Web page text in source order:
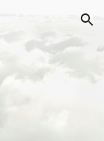
Skip to navigation